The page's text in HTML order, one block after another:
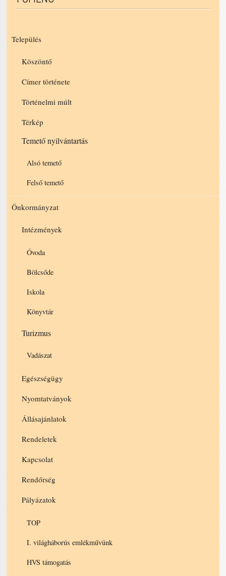
Település
Köszöntő
Címer története
Történelmi múlt
Térkép
Temető nyilvántartás
Alsó temető
Felső temető
Önkormányzat
Intézmények
Óvoda
Bölcsőde
Iskola
Könyvtár
Turizmus
Vadászat
Egészségügy
Nyomtatványok
Állásajánlatok
Rendeletek
Kapcsolat
Rendőrség
Pályázatok
TOP
I. világháborús emlékművünk
HVS támogatás